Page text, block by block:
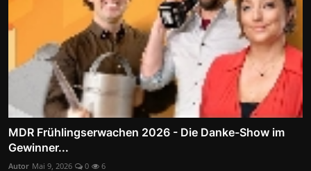
MDR Frühlingserwachen 2026 - Die Danke-Show im
Gewinner...
Autor Mai 9, 2026 0 6